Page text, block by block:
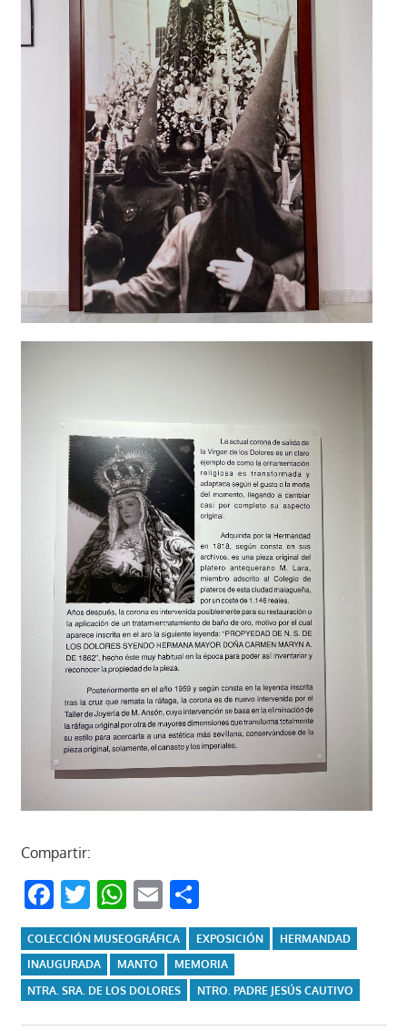
Compartir:
Facebook
Twitter
WhatsApp
EmailCompartir
COLECCIÓN MUSEOGRÁFICA EXPOSICIÓN
HERMANDAD
INAUGURADA
MANTO
MEMORIA
NTRA. SRA. DE LOS DOLORES
NTRO. PADRE JESÚS CAUTIVO